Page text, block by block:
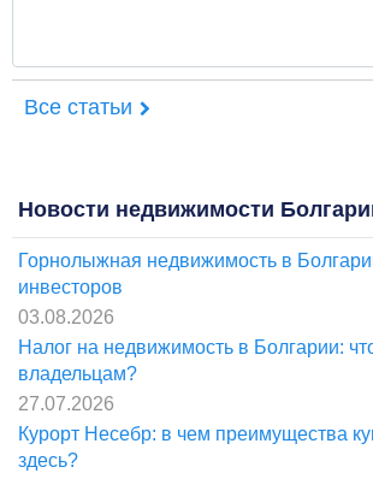
Все статьи
Новости недвижимости
Горнолыжная недвижимость в
инвесторов
03.08.2026
Налог на недвижимость в Болгарии:
владельцам?
27.07.2026
Курорт Несебр: в чем преимущества
здесь?